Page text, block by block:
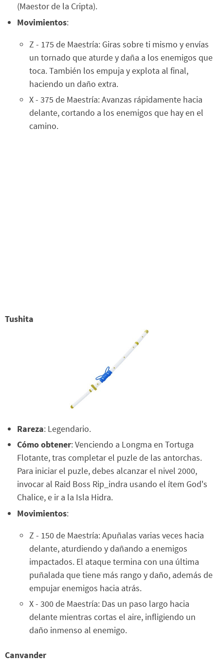
(Maestor de la Cripta).
Movimientos:
Z - 175 de Maestría: Giras sobre ti mismo y envías
un tornado que aturde y daña a los enemigos que
toca. También los empuja y explota al final,
haciendo un daño extra.
X - 375 de Maestría: Avanzas rápidamente hacia
delante, cortando a los enemigos que hay en el
camino.
Tushita
Rareza: Legendario.
Cómo obtener: Venciendo a Longma en Tortuga
Flotante, tras completar el puzle de las antorchas.
Para iniciar el puzle, debes alcanzar el nivel 2000,
invocar al Raid Boss Rip_indra usando el ítem God's
Chalice, e ir a la Isla Hidra.
Movimientos:
Z - 150 de Maestría: Apuñalas varias veces hacia
delante, aturdiendo y dañando a enemigos
impactados. El ataque termina con una última
puñalada que tiene más rango y daño, además de
empujar enemigos hacia atrás.
X - 300 de Maestría: Das un paso largo hacia
delante mientras cortas el aire, infligiendo un
daño inmenso al enemigo.
Canvander